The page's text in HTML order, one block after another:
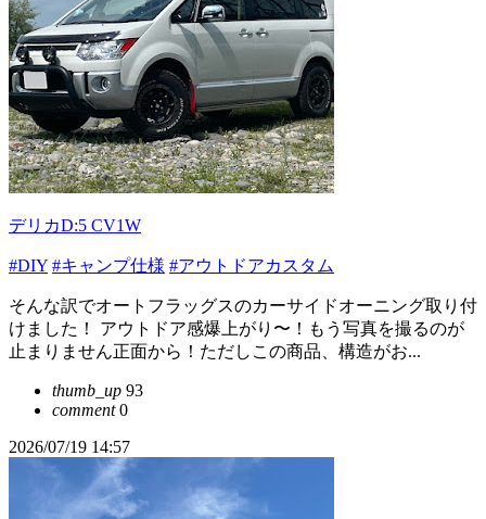
デリカD:5 CV1W
#DIY #キャンプ仕様 #アウトドアカスタム
そんな訳でオートフラッグスのカーサイドオーニング取り付
けました！ アウトドア感爆上がり〜！もう写真を撮るのが
止まりません正面から！ただしこの商品、構造がお...
thumb_up 93
comment0
2026/07/19 14:57